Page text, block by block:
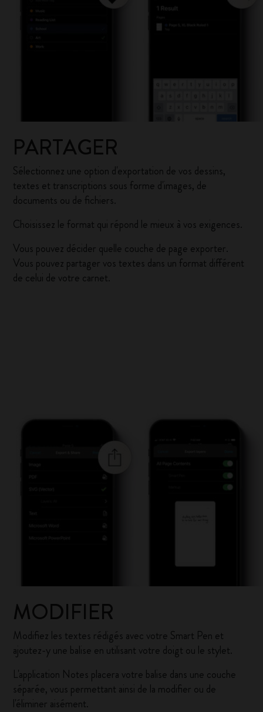
PARTAGER
Sélectionnez une option d'exportation de vos dessins,
textes et transcriptions sous forme d'images, de
documents ou de fichiers.
Choisissez le format qui répond le mieux à vos exigences.
Vous pouvez décider quelle couche de page exporter.
Vous pouvez partager vos textes dans un format différent
de celui de votre carnet.
MODIFIER
Modifiez les textes rédigés avec votre Smart Pen et
ajoutez-y une balise en utilisant votre doigt ou le stylet.
L'application Notes placera votre balise dans une couche
séparée, vous permettant ainsi de la modifier ou de
l'éliminer aisément.